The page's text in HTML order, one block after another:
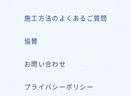
施工方法のよくあるご質問
協賛
お問い合わせ
プライバシーポリシー